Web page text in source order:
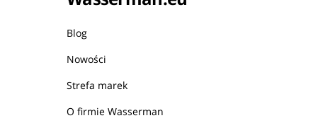
Blog
Nowości
Strefa marek
O firmie Wasserman